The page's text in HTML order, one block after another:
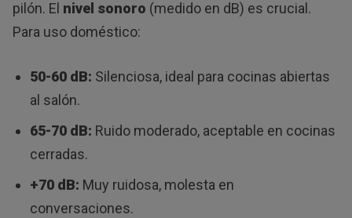
pilón. El nivel sonoro (medido en dB) es crucial.
Para uso doméstico:
50-60 dB: Silenciosa, ideal para cocinas abiertas
al salón.
65-70 dB: Ruido moderado, aceptable en cocinas
cerradas.
+70 dB: Muy ruidosa, molesta en
conversaciones.